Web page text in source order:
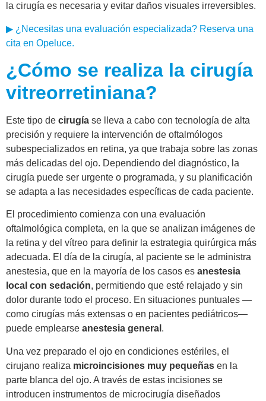
la cirugía es necesaria y evitar daños visuales irreversibles.
▶ ¿Necesitas una evaluación especializada? Reserva una
cita en Opeluce.
¿Cómo se realiza la cirugía
vitreorretiniana?
Este tipo de cirugía se lleva a cabo con tecnología de alta
precisión y requiere la intervención de oftalmólogos
subespecializados en retina, ya que trabaja sobre las zonas
más delicadas del ojo. Dependiendo del diagnóstico, la
cirugía puede ser urgente o programada, y su planificación
se adapta a las necesidades específicas de cada paciente.
El procedimiento comienza con una evaluación
oftalmológica completa, en la que se analizan imágenes de
la retina y del vítreo para definir la estrategia quirúrgica más
adecuada. El día de la cirugía, al paciente se le administra
anestesia, que en la mayoría de los casos es anestesia
local con sedación, permitiendo que esté relajado y sin
dolor durante todo el proceso. En situaciones puntuales —
como cirugías más extensas o en pacientes pediátricos—
puede emplearse anestesia general .
Una vez preparado el ojo en condiciones estériles, el
cirujano realiza microincisiones muy pequeñas en la
parte blanca del ojo. A través de estas incisiones se
introducen instrumentos de microcirugía diseñados